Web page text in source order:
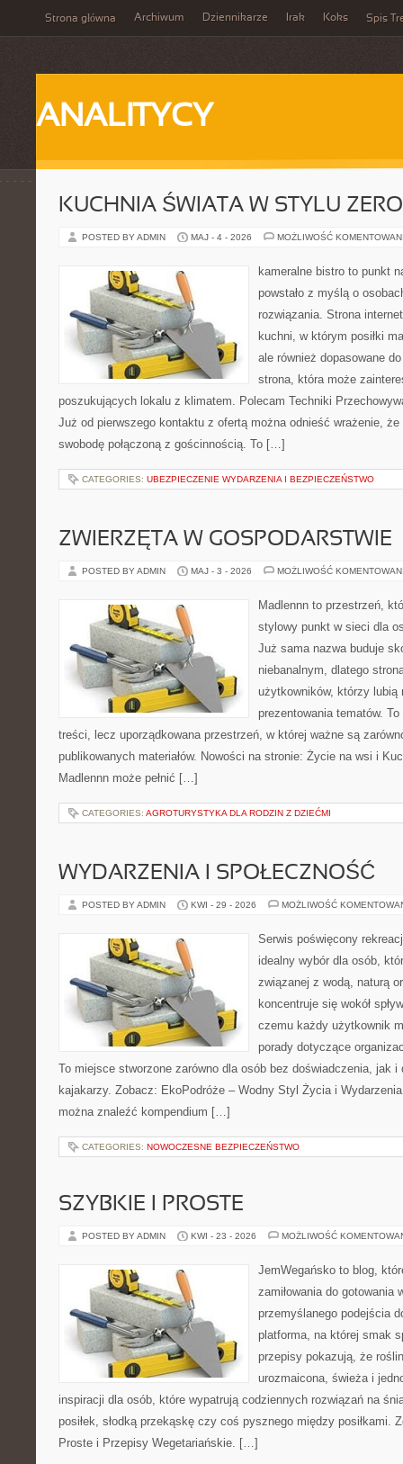
Strona główna Archiwum Dziennikarze Irak Koks Spis
ANALITYCY
KUCHNIA ŚWIATA W STYLU
POSTED BY ADMIN MAJ - 4 - 2026 MOŻLIWOŚĆ
kameralne bistro to punkt
powstało z myślą o
rozwiązania. Strona
kuchni, w którym posiłki
ale również dopasowane
strona, która może
poszukujących lokalu z klimatem. Polecam Techniki
Już od pierwszego kontaktu z ofertą można odnieść wrażenie,
swobodę połączoną z gościnnością. To […]
CATEGORIES: UBEZPIECZENIE WYDARZENIA I BEZPIECZEŃSTWO
ZWIERZĘTA W GOSPODARSTWIE
POSTED BY ADMIN MAJ - 3 - 2026 MOŻLIWOŚĆ
Madlennn to przestrzeń,
stylowy punkt w sieci dla
Już sama nazwa buduje
niebanalnym, dlatego
użytkowników, którzy lubią
prezentowania tematów.
treści, lecz uporządkowana przestrzeń, w której ważne są
publikowanych materiałów. Nowości na stronie: Życie na wsi i
Madlennn może pełnić […]
CATEGORIES: AGROTURYSTYKA DLA RODZIN Z DZIEĆMI
WYDARZENIA I SPOŁECZNOŚĆ
POSTED BY ADMIN KWI - 29 - 2026 MOŻLIWOŚĆ
Serwis poświęcony
idealny wybór dla osób,
związanej z wodą, naturą
koncentruje się wokół
czemu każdy użytkownik
porady dotyczące
To miejsce stworzone zarówno dla osób bez doświadczenia, jak i
kajakarzy. Zobacz: EkoPodróże – Wodny Styl Życia i
można znaleźć kompendium […]
CATEGORIES: NOWOCZESNE BEZPIECZEŃSTWO
SZYBKIE I PROSTE
POSTED BY ADMIN KWI - 23 - 2026 MOŻLIWOŚĆ
JemWegańsko to blog,
zamiłowania do gotowania
przemyślanego podejścia
platforma, na której smak
przepisy pokazują, że
urozmaicona, świeża i
inspiracji dla osób, które wypatrują codziennych rozwiązań na
posiłek, słodką przekąskę czy coś pysznego między posiłkami.
Proste i Przepisy Wegetariańskie. […]